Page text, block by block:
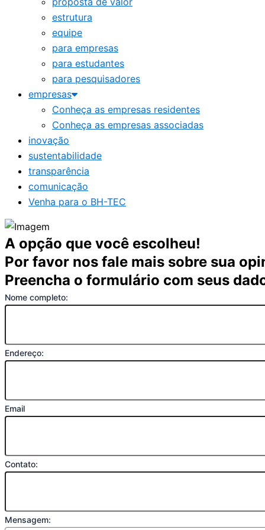
estrutura
equipe
para empresas
para estudantes
para pesquisadores
empresas
Conheça as empresas residentes
Conheça as empresas associadas
inovação
sustentabilidade
transparência
comunicação
Venha para o BH-TEC
A opção que você escolheu!
Por favor nos fale mais sobre sua
Preencha o formulário com seus
Nome completo:
Endereço:
Email
Contato:
Mensagem: